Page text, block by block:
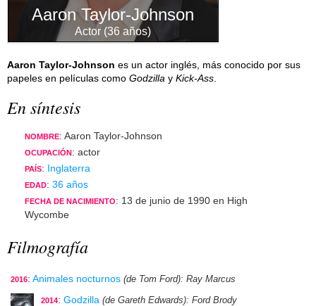
Aaron Taylor-Johnson
Actor (36 años)
Aaron Taylor-Johnson es un actor inglés, más conocido por sus
papeles en películas como Godzilla y Kick-Ass
En síntesis
NOMBRE: Aaron Taylor-Johnson
OCUPACIÓN : actor
PAÍS: Inglaterra
EDAD: 36 años
FECHA DE NACIMIENTO: 13 de junio de 1990 en High
Wycombe
Filmografía
2016: Animales nocturnos (de Tom Ford): Ray Marcus
2014: Godzilla (de Gareth Edwards): Ford Brody